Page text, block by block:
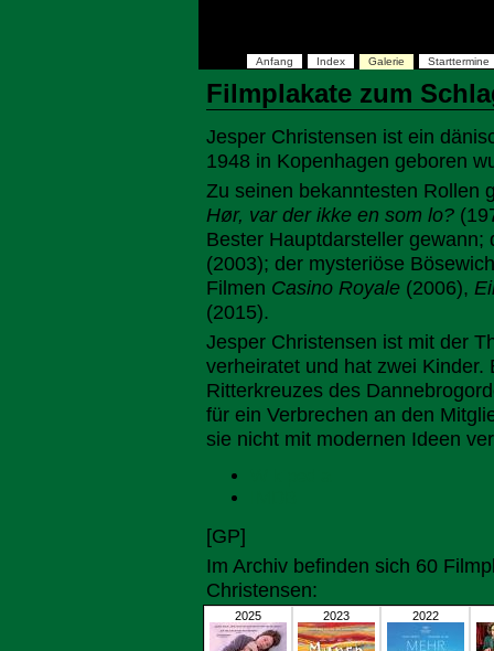
Anfang Index Galerie Starttermine
Filmplakate zum
Jesper Christensen ist ein
1948 in Kopenhagen geboren
Zu seinen bekanntesten Rollen
Hør, var der ikke en som lo?
Bester Hauptdarsteller
(2003); der mysteriöse
Filmen Casino Royale (2006),
(2015).
Jesper Christensen ist mit der
verheiratet und hat zwei
Ritterkreuzes des
für ein Verbrechen an den
sie nicht mit modernen Ideen
[GP]
Im Archiv befinden sich 60
Christensen:
2025 2023 2022